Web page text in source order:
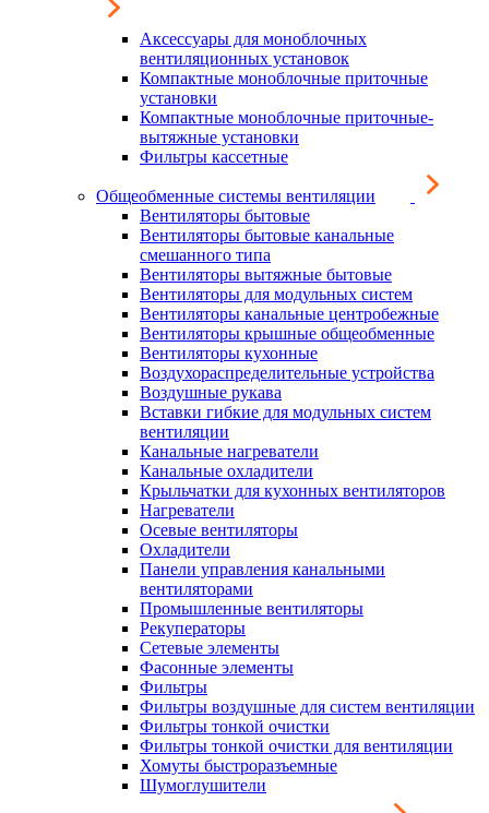
Аксессуары для моноблочных
вентиляционных установок
Компактные моноблочные приточные
установки
Компактные моноблочные приточные-
вытяжные установки
Фильтры кассетные
Общеобменные системы вентиляции
Вентиляторы бытовые
Вентиляторы бытовые канальные
смешанного типа
Вентиляторы вытяжные бытовые
Вентиляторы для модульных систем
Вентиляторы канальные центробежные
Вентиляторы крышные общеобменные
Вентиляторы кухонные
Воздухораспределительные устройства
Воздушные рукава
Вставки гибкие для модульных систем
вентиляции
Канальные нагреватели
Канальные охладители
Крыльчатки для кухонных вентиляторов
Нагреватели
Осевые вентиляторы
Охладители
Панели управления канальными
вентиляторами
Промышленные вентиляторы
Рекуператоры
Сетевые элементы
Фасонные элементы
Фильтры
Фильтры воздушные для систем вентиляции
Фильтры тонкой очистки
Фильтры тонкой очистки для вентиляции
Хомуты быстроразъемные
Шумоглушители